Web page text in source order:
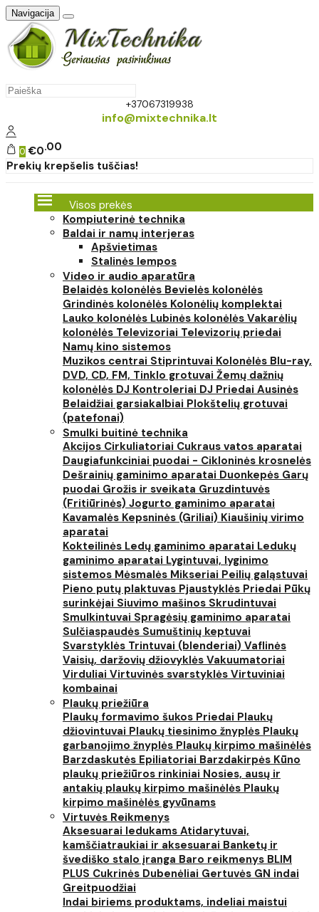
Navigacija
+37067319938
info@mixtechnika.lt
0 €0 00
Prekių krepšelis tuščias!
Visos prekės
Kompiuterinė technika
Baldai ir namų interjeras
Apšvietimas
Stalinės lempos
Video ir audio aparatūra
Belaidės kolonėlės Bevielės kolonėlės
Grindinės kolonėlės Kolonėlių komplektai
Lauko kolonėlės Lubinės kolonėlės Vakarėlių
kolonėlės Televizoriai Televizorių priedai
Namų kino sistemos
Muzikos centrai Stiprintuvai Kolonėlės Blu-ray,
DVD, CD, FM, Tinklo grotuvai Žemų dažnių
kolonėlės DJ Kontroleriai DJ Priedai Ausinės
Belaidžiai garsiakalbiai Plokštelių grotuvai
(patefonai)
Smulki buitinė technika
Akcijos Cirkuliatoriai Cukraus vatos aparatai
Daugiafunkciniai puodai - Cikloninės krosnelės
Dešrainių gaminimo aparatai Duonkepės Garų
puodai Grožis ir sveikata Gruzdintuvės
(Fritiūrinės) Jogurto gaminimo aparatai
Kavamalės Kepsninės (Griliai) Kiaušinių virimo
aparatai
Kokteilinės Ledų gaminimo aparatai Ledukų
gaminimo aparatai Lygintuvai, lyginimo
sistemos Mėsmalės Mikseriai Peilių galąstuvai
Pieno putų plaktuvas Pjaustyklės Priedai Pūkų
surinkėjai Siuvimo mašinos Skrudintuvai
Smulkintuvai Spragėsių gaminimo aparatai
Sulčiaspaudės Sumuštinių keptuvai
Svarstyklės Trintuvai (blenderiai) Vaflinės
Vaisių, daržovių džiovyklės Vakuumatoriai
Virduliai Virtuvinės svarstyklės Virtuviniai
kombainai
Plaukų priežiūra
Plaukų formavimo šukos Priedai Plaukų
džiovintuvai Plaukų tiesinimo žnyplės Plaukų
garbanojimo žnyplės Plaukų kirpimo mašinėlės
Barzdaskutės Epiliatoriai Barzdakirpės Kūno
plaukų priežiūros rinkiniai Nosies, ausų ir
antakių plaukų kirpimo mašinėlės Plaukų
kirpimo mašinėlės gyvūnams
Virtuvės Reikmenys
Aksesuarai ledukams Atidarytuvai,
kamščiatraukiai ir aksesuarai Banketų ir
švediško stalo įranga Baro reikmenys BLIM
PLUS Cukrinės Dubenėliai Gertuvės GN indai
Greitpuodžiai
Indai biriems produktams, indeliai maistui